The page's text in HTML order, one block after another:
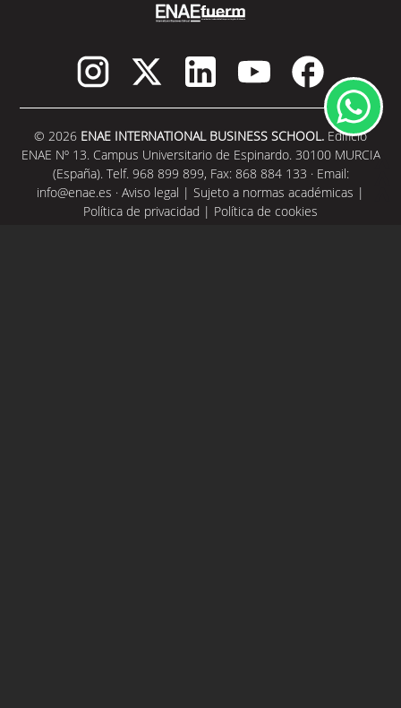
© 2026 ENAE INTERNATIONAL BUSINESS SCHOOL. Edificio
ENAE Nº 13. Campus Universitario de Espinardo. 30100 MURCIA
(España). Telf. 968 899 899, Fax: 868 884 133 · Email:
info@enae.es · Aviso legal | Sujeto a normas académicas |
Política de privacidad | Política de cookies